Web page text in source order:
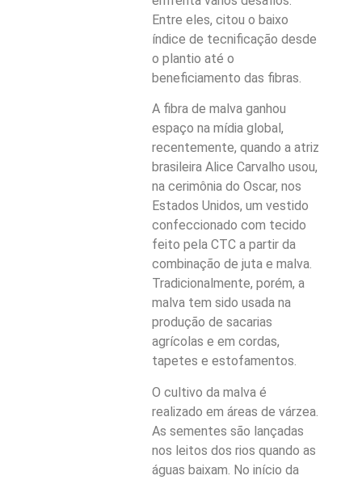
Entre eles, citou o baixo
índice de tecnificação desde
o plantio até o
beneficiamento das fibras.
A fibra de malva ganhou
espaço na mídia global,
recentemente, quando a atriz
brasileira Alice Carvalho usou,
na cerimônia do Oscar, nos
Estados Unidos, um vestido
confeccionado com tecido
feito pela CTC a partir da
combinação de juta e malva.
Tradicionalmente, porém, a
malva tem sido usada na
produção de sacarias
agrícolas e em cordas,
tapetes e estofamentos.
O cultivo da malva é
realizado em áreas de várzea.
As sementes são lançadas
nos leitos dos rios quando as
águas baixam. No início da